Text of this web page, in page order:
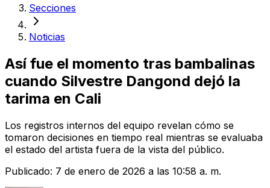
Secciones
Noticias
Así fue el momento tras bambalinas
cuando Silvestre Dangond dejó la
tarima en Cali
Los registros internos del equipo revelan cómo se
tomaron decisiones en tiempo real mientras se evaluaba
el estado del artista fuera de la vista del público.
Publicado: 7 de enero de 2026 a las 10:58 a. m.